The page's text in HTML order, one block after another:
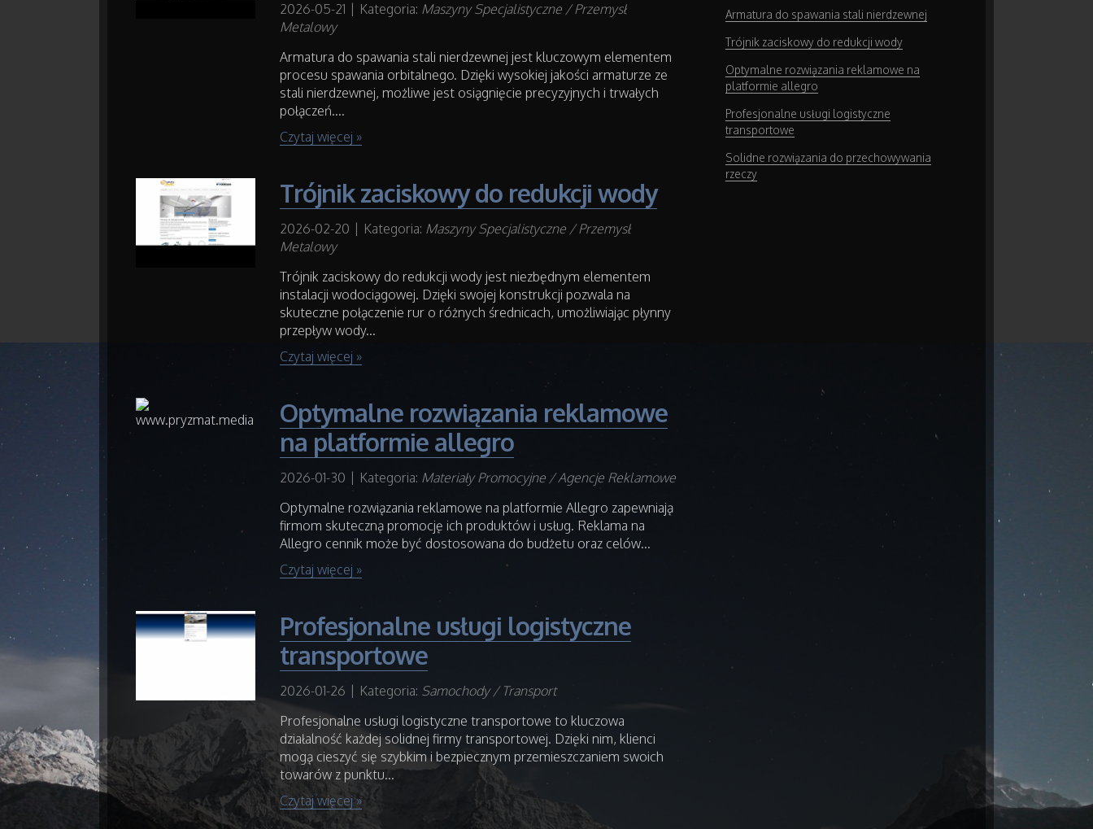
2026-05-21 Kategoria: Maszyny Specjalistyczne / Przemysł
Metalowy
Armatura do spawania stali nierdzewnej jest kluczowym elementem
procesu spawania orbitalnego. Dzięki wysokiej jakości armaturze ze
stali nierdzewnej, możliwe jest osiągnięcie precyzyjnych i trwałych
połączeń....
Czytaj więcej »
Trójnik zaciskowy do redukcji wody
2026-02-20 Kategoria: Maszyny Specjalistyczne / Przemysł
Metalowy
Trójnik zaciskowy do redukcji wody jest niezbędnym elementem
instalacji wodociągowej. Dzięki swojej konstrukcji pozwala na
skuteczne połączenie rur o różnych średnicach, umożliwiając płynny
przepływ wody...
Czytaj więcej »
Optymalne rozwiązania reklamowe
na platformie allegro
2026-01-30 Kategoria: Materiały Promocyjne / Agencje Reklamowe
Optymalne rozwiązania reklamowe na platformie Allegro zapewniają
firmom skuteczną promocję ich produktów i usług. Reklama na
Allegro cennik może być dostosowana do budżetu oraz celów...
Czytaj więcej »
Profesjonalne usługi logistyczne
transportowe
2026-01-26 Kategoria: Samochody / Transport
Profesjonalne usługi logistyczne transportowe to kluczowa
działalność każdej solidnej firmy transportowej. Dzięki nim, klienci
mogą cieszyć się szybkim i bezpiecznym przemieszczaniem swoich
towarów z punktu...
Czytaj więcej »
Armatura do spawania stali nierdzewnej
Trójnik zaciskowy do redukcji wody
Optymalne rozwiązania reklamowe na
platformie allegro
Profesjonalne usługi logistyczne
transportowe
Solidne rozwiązania do przechowywania
rzeczy